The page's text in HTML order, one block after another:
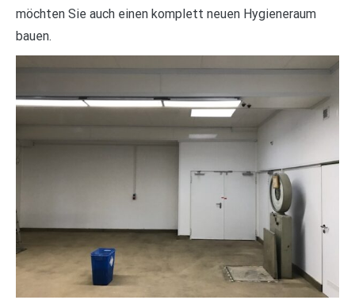
möchten Sie auch einen komplett neuen Hygieneraum
bauen.